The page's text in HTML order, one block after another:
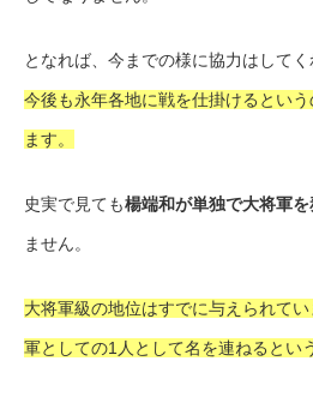
となれば、今までの様に協力はしてく
今後も永年各地に戦を仕掛けるとい
ます。
史実で見ても楊端和が単独で大将軍を
ません。
大将軍級の地位はすでに与えられて
軍としての1人として名を連ねるとい